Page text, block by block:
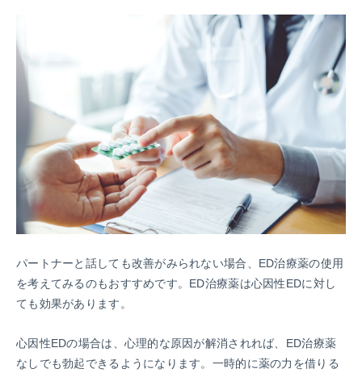
パートナーと話しても改善がみられない場合、ED治療薬の使用
を考えてみるのもおすすめです。ED治療薬は心因性EDに対し
ても効果があります。
心因性EDの場合は、心理的な原因が解消されれば、ED治療薬
なしでも勃起できるようになります。一時的に薬の力を借りる